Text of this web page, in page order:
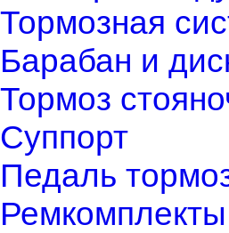
Тормозная
Барабан и
Тормоз
Суппорт
Педаль